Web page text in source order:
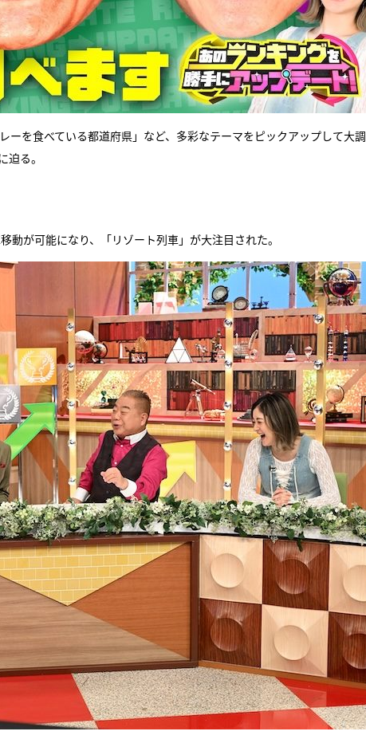
を食べている都道府県」など、多彩なテーマをピックアップして大調
る。
が可能になり、「リゾート列車」が大注目された。